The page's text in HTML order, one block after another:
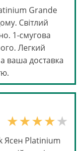
Grande
Світлий
1-смугова
Легкий
ваша доставка
Ясен Platinium